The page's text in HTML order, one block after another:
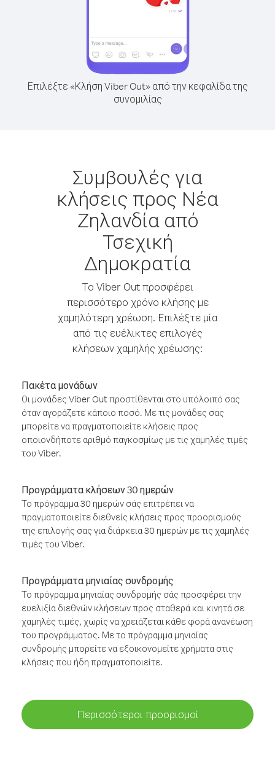
Επιλέξτε «Κλήση Viber Out» από την κεφαλίδα της
συνομιλίας
Συμβουλές για
κλήσεις προς Νέα
Ζηλανδία από
Τσεχική
Δημοκρατία
Το Viber Out προσφέρει
περισσότερο χρόνο κλήσης με
χαμηλότερη χρέωση. Επιλέξτε μία
από τις ευέλικτες επιλογές
κλήσεων χαμηλής χρέωσης:
Πακέτα μονάδων
Οι μονάδες Viber Out προστίθενται στο υπόλοιπό σας
όταν αγοράζετε κάποιο ποσό. Με τις μονάδες σας
μπορείτε να πραγματοποιείτε κλήσεις προς
οποιονδήποτε αριθμό παγκοσμίως με τις χαμηλές τιμές
του Viber.
Προγράμματα κλήσεων 30 ημερών
Το πρόγραμμα 30 ημερών σάς επιτρέπει να
πραγματοποιείτε διεθνείς κλήσεις προς προορισμούς
της επιλογής σας για διάρκεια 30 ημερών με τις χαμηλές
τιμές του Viber.
Προγράμματα μηνιαίας συνδρομής
Το πρόγραμμα μηνιαίας συνδρομής σάς προσφέρει την
ευελιξία διεθνών κλήσεων προς σταθερά και κινητά σε
χαμηλές τιμές, χωρίς να χρειάζεται κάθε φορά ανανέωση
του προγράμματος. Με το πρόγραμμα μηνιαίας
συνδρομής μπορείτε να εξοικονομείτε χρήματα στις
κλήσεις που ήδη πραγματοποιείτε.
Περισσότεροι προορισμοί